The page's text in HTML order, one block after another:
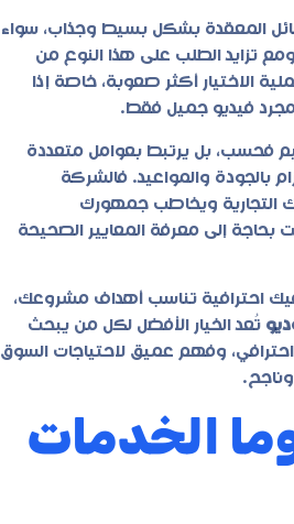
المعقدة بشكل بسيط وجذاب، سواء
تزايد الطلب على هذا النوع من
الاختيار أكثر صعوبة، خاصة إذا
فيديو جميل فقط.
فحسب، بل يرتبط بعوامل متعددة
بالجودة والمواعيد. فالشركة
التجارية ويخاطب جمهورك
بحاجة إلى معرفة المعايير الصحيحة
احترافية تناسب أهداف مشروعك،
تُعد الخيار الأفضل لكل من يبحث
وفهم عميق لاحتياجات السوق
الخدمات